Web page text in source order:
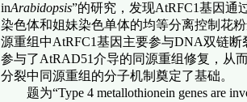
inArabidopsis”的研究，发现AtRFC1基因通
染色体和姐妹染色单体的均等分离控制花
源重组中AtRFC1基因主要参与DNA双链
参与了AtRAD51介导的同源重组修复，从
分裂中同源重组的分子机制奠定了基础。
题为“Type 4 metallothionein genes are